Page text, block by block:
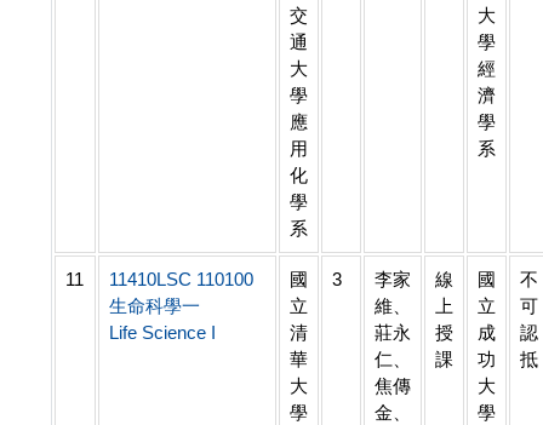
交
通
大
學
應
用
化
學
系
大
學
經
濟
學
系
11
11410LSC 110100
生命科學一
Life Science I
國
立
清
華
大
學
3
李家
維、
莊永
仁、
焦傳
金、
線
上
授
課
國
立
成
功
大
學
不
可
認
抵